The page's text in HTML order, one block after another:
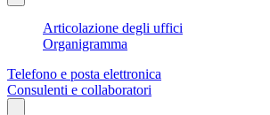
Articolazione degli uffici
Organigramma
Telefono e posta elettronica
Consulenti e collaboratori